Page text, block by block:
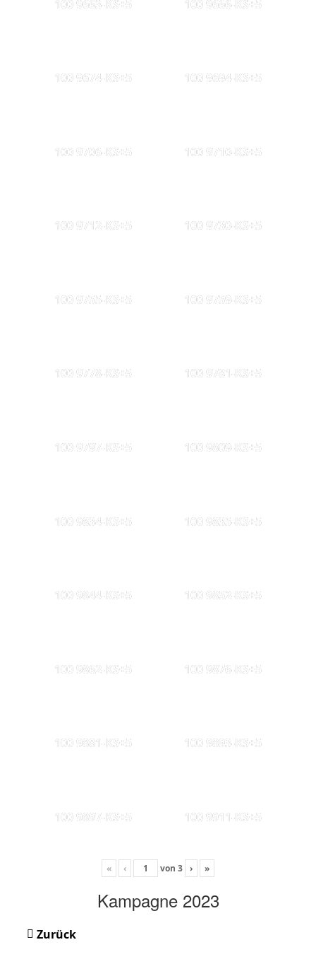
100 9663-KS+5 100 9666-KS+5
100 9674-KS+5 100 9694-KS+5
100 9706-KS+5 100 9710-KS+5
100 9712-KS+5 100 9730-KS+5
100 9755-KS+5 100 9759-KS+5
100 9778-KS+5 100 9781-KS+5
100 9797-KS+5 100 9809-KS+5
100 9834-KS+5 100 9835-KS+5
100 9844-KS+5 100 9852-KS+5
100 9862-KS+5 100 9876-KS+5
100 9881-KS+5 100 9893-KS+5
100 9897-KS+5 100 9911-KS+5
« ‹ von 3 › »
Kampagne 2023
Zurück